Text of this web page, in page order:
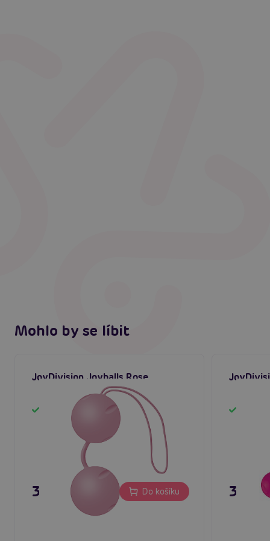
Mohlo by se líbit
JoyDivision Joyballs Rose
Skladem
395 Kč Do košíku 395 Kč